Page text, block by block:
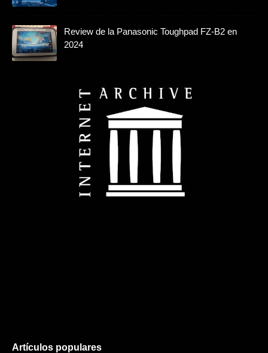
Review de la Panasonic Toughpad FZ-B2 en
2024
Artículos populares